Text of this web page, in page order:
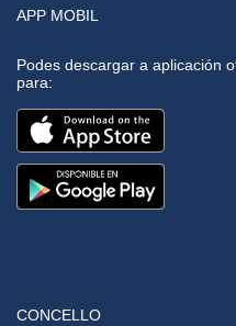
APP MOBIL
Podes descargar a aplicación
para:
CONCELLO